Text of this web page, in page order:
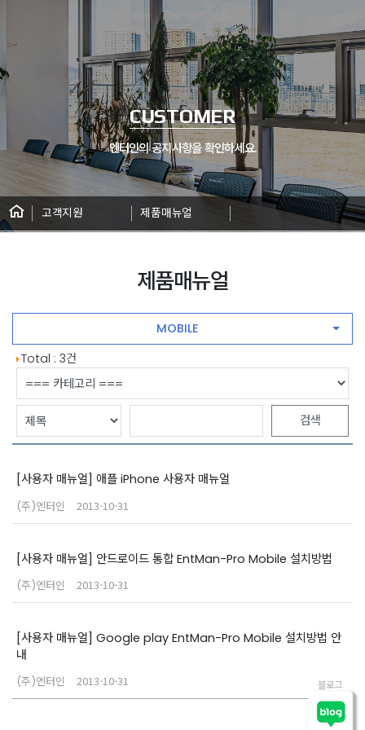
CUSTOMER
엔터인의 공지사항을 확인하세요.
고객지원 제품매뉴얼
제품매뉴얼
MOBILE
공지사항 게시판 목록
Total : 3건
검색
[사용자 매뉴얼] 애플 iPhone 사용자 매뉴얼
(주)엔터인 2013-10-31
[사용자 매뉴얼] 안드로이드 통합 EntMan-Pro Mobile 설치방법
(주)엔터인 2013-10-31
[사용자 매뉴얼] Google play EntMan-Pro Mobile 설치방법 안
내
(주)엔터인 2013-10-31 블로그